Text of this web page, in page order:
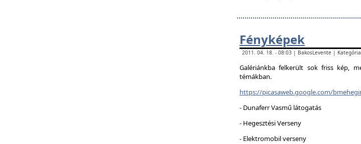
Fényképek
2011. 04. 18. - 08:03 | BakosLevente |
Galériánkba felkerült sok friss kép,
témákban.
https://picasaweb.google.com/
- Dunaferr Vasmű látogatás
- Hegesztési Verseny
- Elektromobil verseny